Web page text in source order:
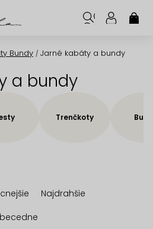
Bundy / Jarné kabáty a bundy
a bundy
Trenčkoty
Najdrahšie